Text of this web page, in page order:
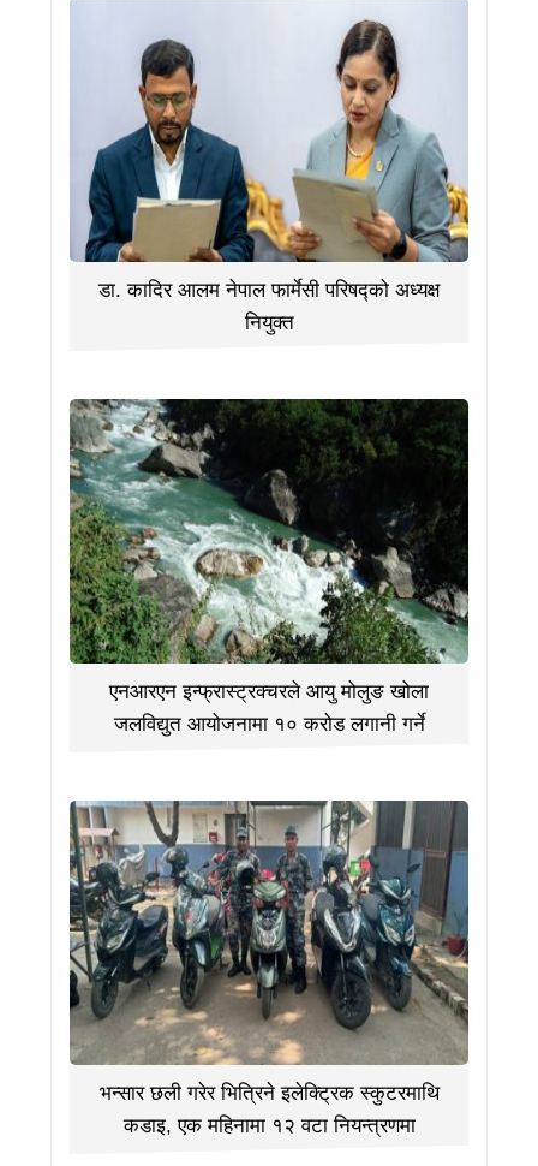
डा. कादिर आलम नेपाल फार्मेसी परिषद्को अध्यक्ष
नियुक्त
एनआरएन इन्फ्रास्ट्रक्चरले आयु मोलुङ खोला
जलविद्युत आयोजनामा १० करोड लगानी गर्ने
भन्सार छली गरेर भित्रिने इलेक्ट्रिक स्कुटरमाथि
कडाइ, एक महिनामा १२ वटा नियन्त्रणमा